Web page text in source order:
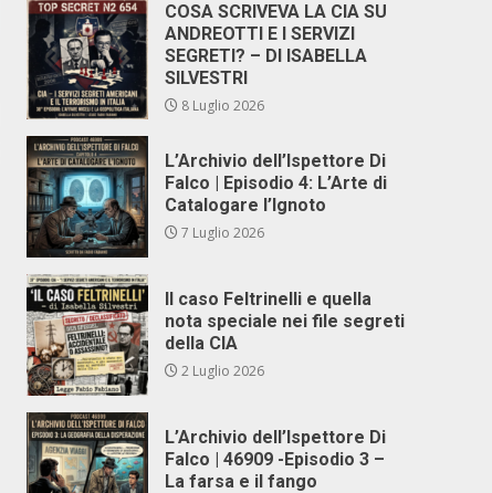
COSA SCRIVEVA LA CIA SU
ANDREOTTI E I SERVIZI
SEGRETI? – DI ISABELLA
SILVESTRI
8 Luglio 2026
L’Archivio dell’Ispettore Di
Falco | Episodio 4: L’Arte di
Catalogare l’Ignoto
7 Luglio 2026
Il caso Feltrinelli e quella
nota speciale nei file segreti
della CIA
2 Luglio 2026
L’Archivio dell’Ispettore Di
Falco | 46909 -Episodio 3 –
La farsa e il fango